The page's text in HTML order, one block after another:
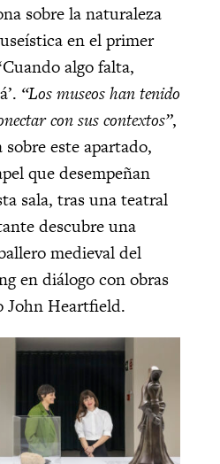
sobre la naturaleza
en el primer
algo falta,
“Los museos han tenido
con sus contextos”,
este apartado,
que desempeñan
sala, tras una teatral
descubre una
medieval del
en diálogo con obras
John Heartfield.